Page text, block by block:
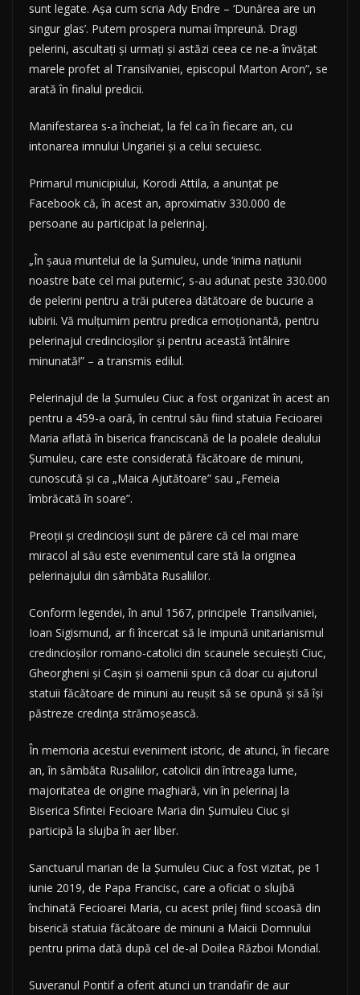
sunt legate. Aşa cum scria Ady Endre – ‘Dunărea are un
singur glas’. Putem prospera numai împreună. Dragi
pelerini, ascultaţi şi urmaţi şi astăzi ceea ce ne-a învăţat
marele profet al Transilvaniei, episcopul Marton Aron”, se
arată în finalul predicii.
Manifestarea s-a încheiat, la fel ca în fiecare an, cu
intonarea imnului Ungariei şi a celui secuiesc.
Primarul municipiului, Korodi Attila, a anunţat pe
Facebook că, în acest an, aproximativ 330.000 de
persoane au participat la pelerinaj.
„În şaua muntelui de la Şumuleu, unde ‘inima naţiunii
noastre bate cel mai puternic’, s-au adunat peste 330.000
de pelerini pentru a trăi puterea dătătoare de bucurie a
iubirii. Vă mulţumim pentru predica emoţionantă, pentru
pelerinajul credincioşilor şi pentru această întâlnire
minunată!” – a transmis edilul.
Pelerinajul de la Şumuleu Ciuc a fost organizat în acest an
pentru a 459-a oară, în centrul său fiind statuia Fecioarei
Maria aflată în biserica franciscană de la poalele dealului
Şumuleu, care este considerată făcătoare de minuni,
cunoscută şi ca „Maica Ajutătoare” sau „Femeia
îmbrăcată în soare”.
Preoţii şi credincioşii sunt de părere că cel mai mare
miracol al său este evenimentul care stă la originea
pelerinajului din sâmbăta Rusaliilor.
Conform legendei, în anul 1567, principele Transilvaniei,
Ioan Sigismund, ar fi încercat să le impună unitarianismul
credincioşilor romano-catolici din scaunele secuieşti Ciuc,
Gheorgheni şi Caşin şi oamenii spun că doar cu ajutorul
statuii făcătoare de minuni au reuşit să se opună şi să îşi
păstreze credinţa strămoşească.
În memoria acestui eveniment istoric, de atunci, în fiecare
an, în sâmbăta Rusaliilor, catolicii din întreaga lume,
majoritatea de origine maghiară, vin în pelerinaj la
Biserica Sfintei Fecioare Maria din Şumuleu Ciuc şi
participă la slujba în aer liber.
Sanctuarul marian de la Şumuleu Ciuc a fost vizitat, pe 1
iunie 2019, de Papa Francisc, care a oficiat o slujbă
închinată Fecioarei Maria, cu acest prilej fiind scoasă din
biserică statuia făcătoare de minuni a Maicii Domnului
pentru prima dată după cel de-al Doilea Război Mondial.
Suveranul Pontif a oferit atunci un trandafir de aur